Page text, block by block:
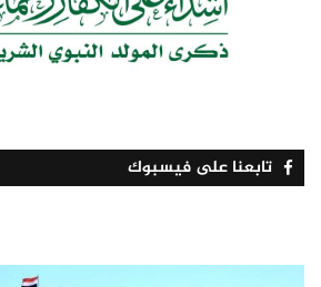
تابعنا على فيسبوك